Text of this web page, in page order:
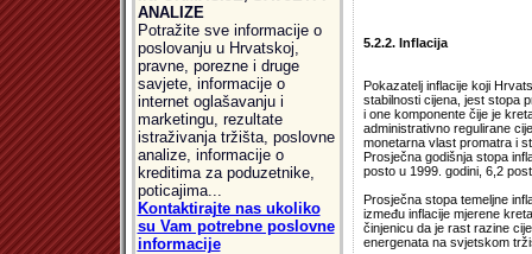
ANALIZE
Potražite sve informacije o
poslovanju u Hrvatskoj,
pravne, porezne i druge
savjete, informacije o
internet oglašavanju i
marketingu, rezultate
istraživanja tržišta, poslovne
analize, informacije o
kreditima za poduzetnike,
poticajima...
Kontaktirajte nas ukoliko
su Vam potrebne poslovne
informacije
5.2.2. Inflacija
Pokazatelj inflacije koji
stabilnosti cijena, jest stopa
i one komponente čije je
administrativno regulirane
monetarna vlast promatra i
Prosječna godišnja stopa
posto u 1999. godini, 6,2
Prosječna stopa temeljne
između inflacije mjerene
činjenicu da je rast razine
energenata na svjetskom